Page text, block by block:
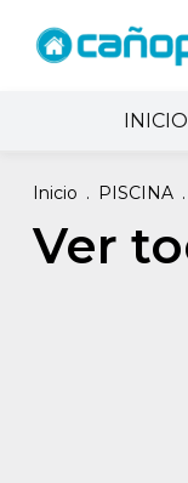
INICIO
Inicio . PISCINA .
Ver